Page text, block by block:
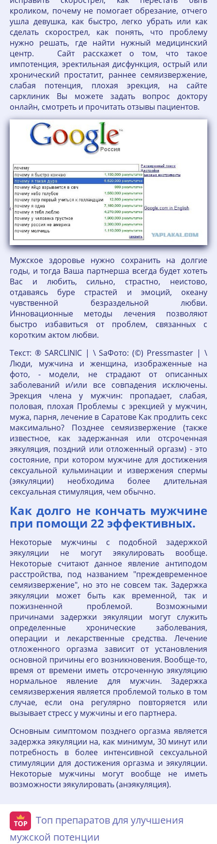
кроликом, почему не помогает обрезание, отчего
ушла девушка, как быстро, легко убрать или как
сделать скорострел, как понять, что проблему
нужно решать, где найти нужный медицинский
центр. Сайт расскажет о том, что такое
импотенция, эректильная дисфункция, острый или
хронический простатит, раннее семяизвержение,
слабая потенция, плохая эрекция, на сайте
сарклиник Вы можете задать вопрос доктору
онлайн, смотреть и прочитать отзывы пациентов.
Мужское здоровье нужно сохранить на долгие
годы, и тогда Ваша партнерша всегда будет хотеть
Вас и любить, сильно, страстно, неистово,
отдаваясь буре страстей и эмоций, океану
чувственной безраздельной любви.
Инновационные методы лечения позволяют
быстро избавиться от проблем, связанных с
коротким актом любви.
Текст: ® SARCLINIC | \ SаФото: (©) Pressmaster | \
Люди, мужчина и женщина, изображенные на
фото, - модели, не страдают от описанных
заболеваний и/или все совпадения исключены.
Эрекция члена у мужчин: пропадает, слабая,
половая, плохая Проблемы с эрекцией у мужчин,
мужа, парня, лечение в Саратове Как продлить секс
максимально? Позднее семяизвержение (также
известное, как задержанная или отсроченная
эякуляция, поздний или отложенный оргазм) - это
состояние, при котором мужчине для достижения
сексуальной кульминации и извержения спермы
(эякуляции) необходима более длительная
сексуальная стимуляция, чем обычно.
Как долго не кончать мужчине
при помощи 22 эффективных.
Некоторые мужчины с подобной задержкой
эякуляции не могут эякулировать вообще.
Некоторые считают данное явление антиподом
расстройства, под названием "преждевременное
семяизвержение", но это не совсем так. Задержка
эякуляции может быть как временной, так и
пожизненной проблемой. Возможными
причинами задержки эякуляции могут служить
определенные хронические заболевания,
операции и лекарственные средства. Лечение
отложенного оргазма зависит от установления
основной причины его возникновения. Вообще-то,
время от времени иметь отсроченную эякуляцию
нормальное явление для мужчин. Задержка
семяизвержения является проблемой только в том
случае, если она регулярно повторяется или
вызывает стресс у мужчины и его партнера.
Основным симптомом позднего оргазма является
задержка эякуляции на, как минимум, 30 минут или
потребность в более интенсивной сексуальной
стимуляции для достижения оргазма и эякуляции.
Некоторые мужчины могут вообще не иметь
возможности эякулировать (анэякуляция).
Топ препаратов для улучшения
мужской потенции